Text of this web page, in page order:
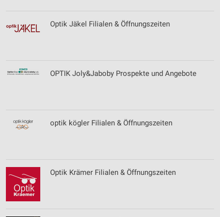
Optik Jäkel Filialen & Öffnungszeiten
OPTIK Joly&Jaboby Prospekte und Angebote
optik kögler Filialen & Öffnungszeiten
Optik Krämer Filialen & Öffnungszeiten